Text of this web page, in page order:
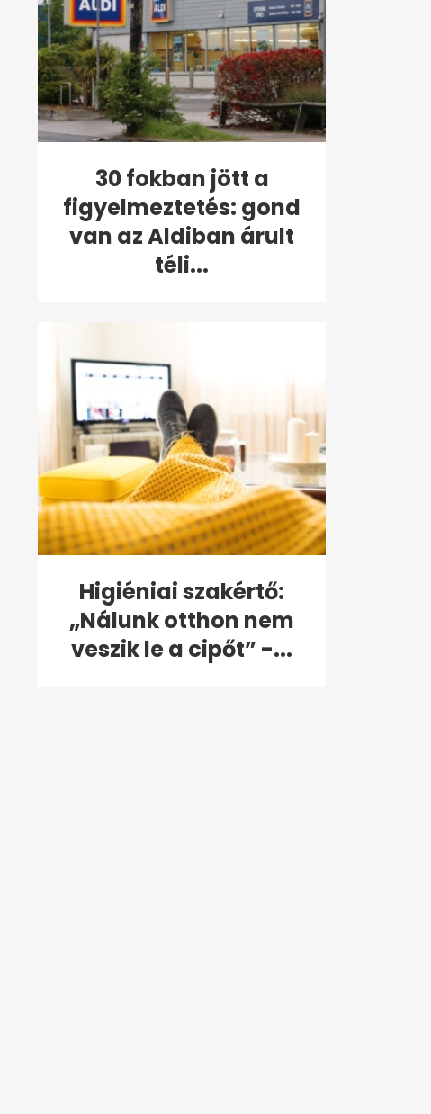
30 fokban jött a
figyelmeztetés: gond
van az Aldiban árult
téli...
Higiéniai szakértő:
„Nálunk otthon nem
veszik le a cipőt” -...